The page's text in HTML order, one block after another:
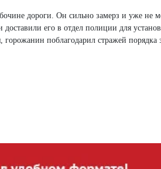
дороги. Он сильно замерз и уже не
его в отдел полиции для
поблагодарил стражей порядка